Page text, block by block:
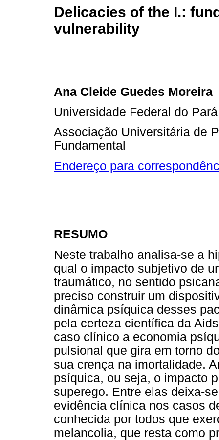
Delicacies of the I.:
vulnerability
Ana Cleide Guedes Moreira
Universidade Federal do Pará
Associação Universitária de
Fundamental
Endereço para
RESUMO
Neste trabalho analisa-se a
qual o impacto subjetivo de
traumático, no sentido
preciso construir um
dinâmica psíquica desses
pela certeza científica da
caso clínico a economia
pulsional que gira em torno
sua crença na imortalidade.
psíquica, ou seja, o impacto
superego. Entre elas deixa-
evidência clínica nos casos
conhecida por todos que
melancolia, que resta como